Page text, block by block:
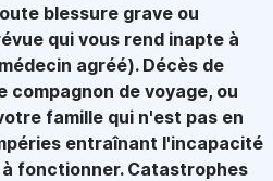
blessure grave ou
qui vous rend inapte à
agréé). Décès de
compagnon de voyage, ou
famille qui n'est pas en
entraînant l'incapacité
fonctionner. Catastrophes